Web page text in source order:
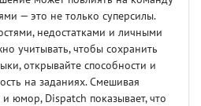
— это не только суперсилы.
недостатками и личными
учитывать, чтобы сохранить
открывайте способности и
на заданиях. Смешивая
и юмор, Dispatch показывает, что